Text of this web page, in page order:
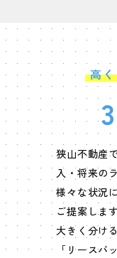
事業用
した
土地 狭山市中央
狭山市広瀬
中古戸建 狭山市南入
狭山市東三
土地 狭山市入間
高
3
狭山不動産
入・将来の
様々な状況
ご提案します
大きく分け
「リースバ